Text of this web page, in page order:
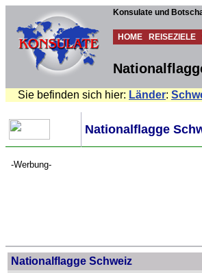
Konsulate und
HOME REISEZIELE
Sie befinden sich hier: Länder:
Nationalflagge
-Werbung-
Nationalflagge Schweiz